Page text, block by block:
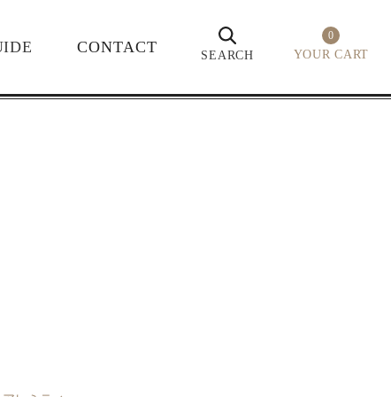
CONTACT SEARCH
0
YOUR CART